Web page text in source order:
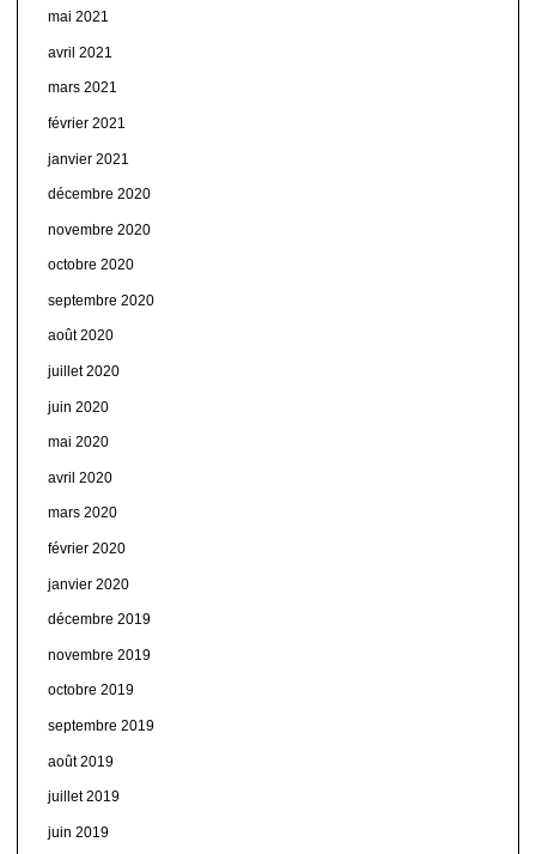
mai 2021
avril 2021
mars 2021
février 2021
janvier 2021
décembre 2020
novembre 2020
octobre 2020
septembre 2020
août 2020
juillet 2020
juin 2020
mai 2020
avril 2020
mars 2020
février 2020
janvier 2020
décembre 2019
novembre 2019
octobre 2019
septembre 2019
août 2019
juillet 2019
juin 2019